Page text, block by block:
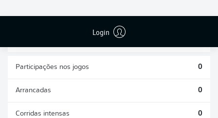
Login
GOLS CONTRA
0
Participações nos jogos 0
Arrancadas 0
Corridas intensas 0